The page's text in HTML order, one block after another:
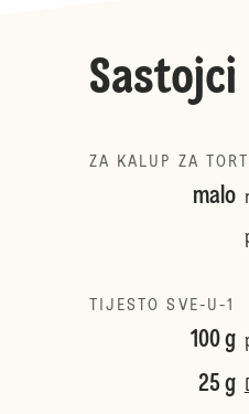
Sastojci
ZA KALUP ZA
malo
TIJESTO SVE-U-1
100 g
25 g